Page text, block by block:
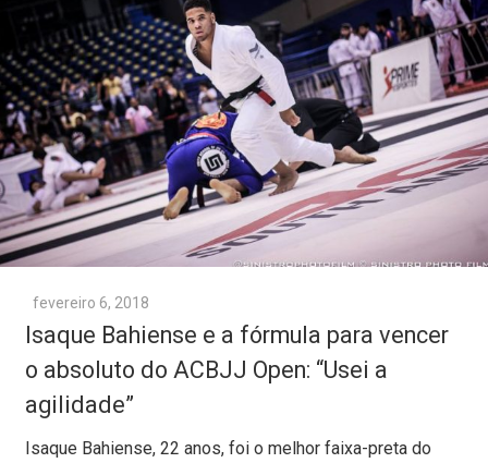
fevereiro 6, 2018
Isaque Bahiense e a fórmula para vencer
o absoluto do ACBJJ Open: “Usei a
agilidade”
Isaque Bahiense, 22 anos, foi o melhor faixa-preta do